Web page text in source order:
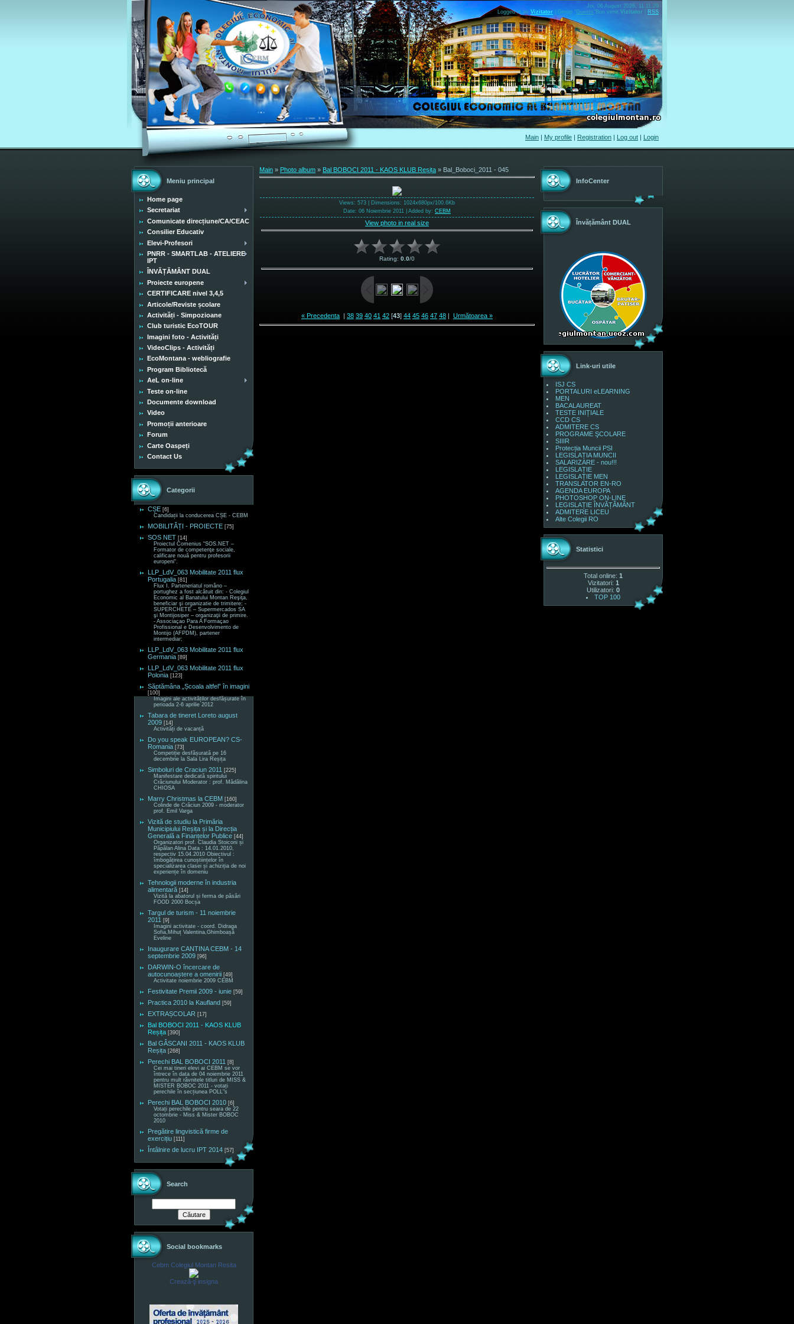
Joi, 06 August 2026, 11.11.29
Logged in as Vizitator Group "Guests" Bun venit Vizitator RSS
Main | My profile | Registration | Log out | Login
Meniu principal
Home page
Secretariat
Comunicate direcțiune/CA/CEAC
Consilier Educativ
Elevi-Profesori
PNRR - SMARTLAB - ATELIERE
IPT
ÎNVĂȚĂMÂNT DUAL
Proiecte europene
CERTIFICARE nivel 3,4,5
Articole/Reviste școlare
Activități - Simpozioane
Club turistic EcoTOUR
Imagini foto - Activități
VideoClips - Activități
EcoMontana - webliografie
Program Bibliotecă
AeL on-line
Teste on-line
Documente download
Video
Promoții anterioare
Forum
Carte Oaspeți
Contact Us
Categorii
CȘE [6]
Candidații la conducerea CȘE - CEBM
MOBILITĂȚI - PROIECTE [75]
SOS NET [14]
Proiectul Comenius “SOS.NET –
Formator de competenţe sociale,
calificare nouă pentru profesorii
europeni“.
LLP_LdV_063 Mobilitate 2011 flux
Portugalia [81]
Flux I. Parteneriatul româno –
portughez a fost alcătuit din: - Colegiul
Economic al Banatului Montan Reşiţa,
beneficiar şi organizatie de trimitere; -
SUPERCHETE – Supermercados SA
şi Montijosiper – organizaţii de primire.
- Associaçao Para A Formaçao
Profissional e Desenvolvimento de
Montijo (AFPDM), partener
intermediar;
LLP_LdV_063 Mobilitate 2011 flux
Germania [89]
LLP_LdV_063 Mobilitate 2011 flux
Polonia [123]
Săptămâna „Școala altfel” în imagini
[100]
Imagini ale activităților desfășurate în
perioada 2-6 aprilie 2012
Tabara de tineret Loreto august
2009 [14]
Activități de vacanță
Do you speak EUROPEAN? CS-
Romania [73]
Competiție desfășurată pe 16
decembrie la Sala Lira Reșița
Simboluri de Craciun 2011 [225]
Manifestare dedicată spiritului
Crăciunului Moderator : prof. Mădălina
CHIOSA
Marry Christmas la CEBM [160]
Colinde de Crăciun 2009 - moderator
prof. Emil Varga
Vizită de studiu la Primăria
Municipiului Reșița și la Direcția
Generală a Finanțelor Publice [44]
Organizatori prof. Claudia Stoiconi și
Păpălan Alina Data : 14.01.2010,
respectiv 15.04.2010 Obiectivul :
îmbogățirea cunoștiințelor în
specializarea clasei și achiziția de noi
experiențe în domeniu
Tehnologii moderne în industria
alimentară [14]
Vizită la abatorul și ferma de păsări
FOOD 2000 Bocșa
Targul de turism - 11 noiembrie
2011 [9]
Imagini activitate - coord. Didraga
Sofia,Mihuț Valentina,Ghimboașă
Eveline
Inaugurare CANTINA CEBM - 14
septembrie 2009 [96]
DARWIN-O încercare de
autocunoaștere a omenirii [49]
Activitate noiembrie 2009 CEBM
Festivitate Premii 2009 - iunie [59]
Practica 2010 la Kaufland [59]
EXTRAȘCOLAR [17]
Bal BOBOCI 2011 - KAOS KLUB
Reșița [390]
Bal GÂSCANI 2011 - KAOS KLUB
Reșița [268]
Perechi BAL BOBOCI 2011 [8]
Cei mai tineri elevi ai CEBM se vor
întrece în data de 04 noiembrie 2011
pentru mult râvnitele titluri de MISS &
MISTER BOBOC 2011 - votați
perechile în secțiunea POLL"s
Perechi BAL BOBOCI 2010 [6]
Votați perechile pentru seara de 22
octombrie - Miss & Mister BOBOC
2010
Pregătire lingvistică firme de
exercițiu [111]
Întâlnire de lucru IPT 2014 [57]
Search
Social bookmarks
Cebm Colegiul Montan Resita
Crează-ţi insigna
Main » Photo album » Bal BOBOCI 2011 - KAOS KLUB Reșița » Bal_Boboci_2011 - 045
Views: 573 | Dimensions: 1024x680px/100.6Kb
Date: 06 Noiembrie 2011 | Added by: CEBM
View photo in real size
Rating: 0.0/0
« Precedenta | 38 39 40 41 42 [43] 44 45 46 47 48 | Următoarea »
InfoCenter
Învățământ DUAL
Link-uri utile
ISJ CS
PORTALURI eLEARNING
MEN
BACALAUREAT
TESTE INIȚIALE
CCD CS
ADMITERE CS
PROGRAME ŞCOLARE
SIIIR
Protecția Muncii PSI
LEGISLAȚIA MUNCII
SALARIZARE - nou!!!
LEGISLAȚIE
LEGISLAȚIE MEN
TRANSLATOR EN-RO
AGENDA EUROPA
PHOTOSHOP ON-LINE
LEGISLAȚIE ÎNVĂȚĂMÂNT
ADMITERE LICEU
Alte Colegii RO
Statistici
Total online: 1
Vizitatori: 1
Utilizatori: 0
TOP 100